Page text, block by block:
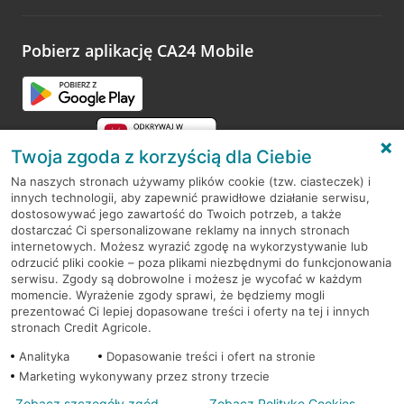
opinie.
Pobierz aplikację CA24 Mobile
RODO
Regulamin serwisu
Mapa serwisu
PolitykaCookies
Twoja zgoda z korzyścią dla Ciebie
Na naszych stronach używamy plików cookie (tzw. ciasteczek) i
innych technologii, aby zapewnić prawidłowe działanie serwisu,
dostosowywać jego zawartość do Twoich potrzeb, a także
dostarczać Ci spersonalizowane reklamy na innych stronach
internetowych. Możesz wyrazić zgodę na wykorzystywanie lub
odrzucić pliki cookie – poza plikami niezbędnymi do funkcjonowania
serwisu. Zgody są dobrowolne i możesz je wycofać w każdym
momencie. Wyrażenie zgody sprawi, że będziemy mogli
prezentować Ci lepiej dopasowane treści i oferty na tej i innych
stronach Credit Agricole.
Analityka
Dopasowanie treści i ofert na stronie
Marketing wykonywany przez strony trzecie